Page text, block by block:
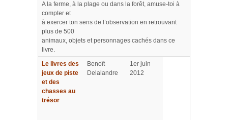
A la ferme, à la plage ou dans la forêt, amuse-toi à
compter et
à exercer ton sens de l’observation en retrouvant
plus de 500
animaux, objets et personnages cachés dans ce
livre.
Le livres des
jeux de piste
et des
chasses au
trésor
Benoît
Delalandre
1er juin
2012